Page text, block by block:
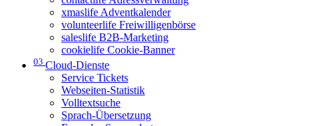
xmaslife Adventkalender
volunteerlife Freiwilligenbörse
saleslife B2B-Marketing
cookielife Cookie-Banner
03 Cloud-Dienste
Service Tickets
Webseiten-Statistik
Volltextsuche
Sprach-Übersetzung